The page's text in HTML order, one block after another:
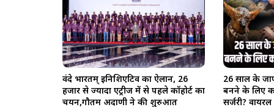
वंदे भारतम् इनिशिएटिव का ऐलान, 26
हजार से ज्यादा एंट्रीज में से पहले कॉहोर्ट का
चयन,गौतम अदाणी ने की शुरुआत
26 साल के
बनने के लिए
सर्जरी?